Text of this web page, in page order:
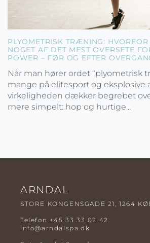
PLYOMETRISK TRÆNING:
NOGET AF DET MEST OVERSETE
POWER – FØR OG EFTER
Når man hører ordet “plyometrisk
mange på elitesport og eksplosive
virkeligheden dækker begrebet
mere simpelt: hop og hurtige...
ARNDAL
STORE KONGENSGADE 21, 1264
Telefon +45 33 33 02 42
info@arndalspa.dk